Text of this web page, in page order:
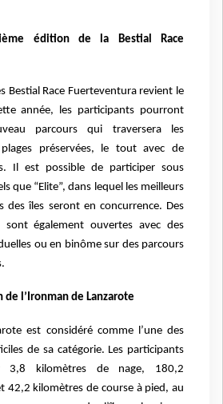
édition de la Bestial Race
Bestial Race Fuerteventura revient le
année, les participants pourront
parcours qui traversera les
préservées, le tout avec de
Il est possible de participer sous
que “Elite”, dans lequel les meilleurs
des îles seront en concurrence. Des
sont également ouvertes avec des
ou en binôme sur des parcours
l’Ironman de Lanzarote
est considéré comme l’une des
de sa catégorie. Les participants
3,8 kilomètres de nage, 180,2
42,2 kilomètres de course à pied, au